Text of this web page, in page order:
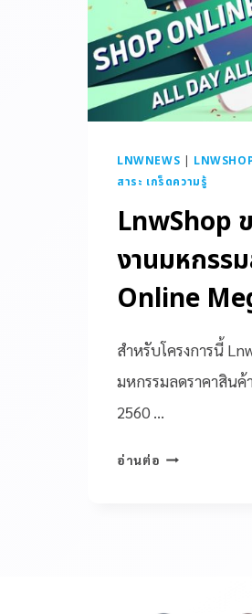
LNWNEWS |
สาระ เกร็ดความรู้
LnwShop
งานมหกรร
Online
สำหรับโครงการนี้
มหกรรมลดราคาสินค้
2560 …
อ่านต่อ